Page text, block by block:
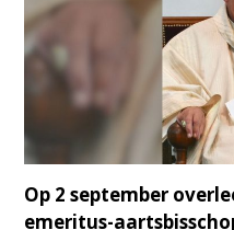
Op 2 september
emeritus-